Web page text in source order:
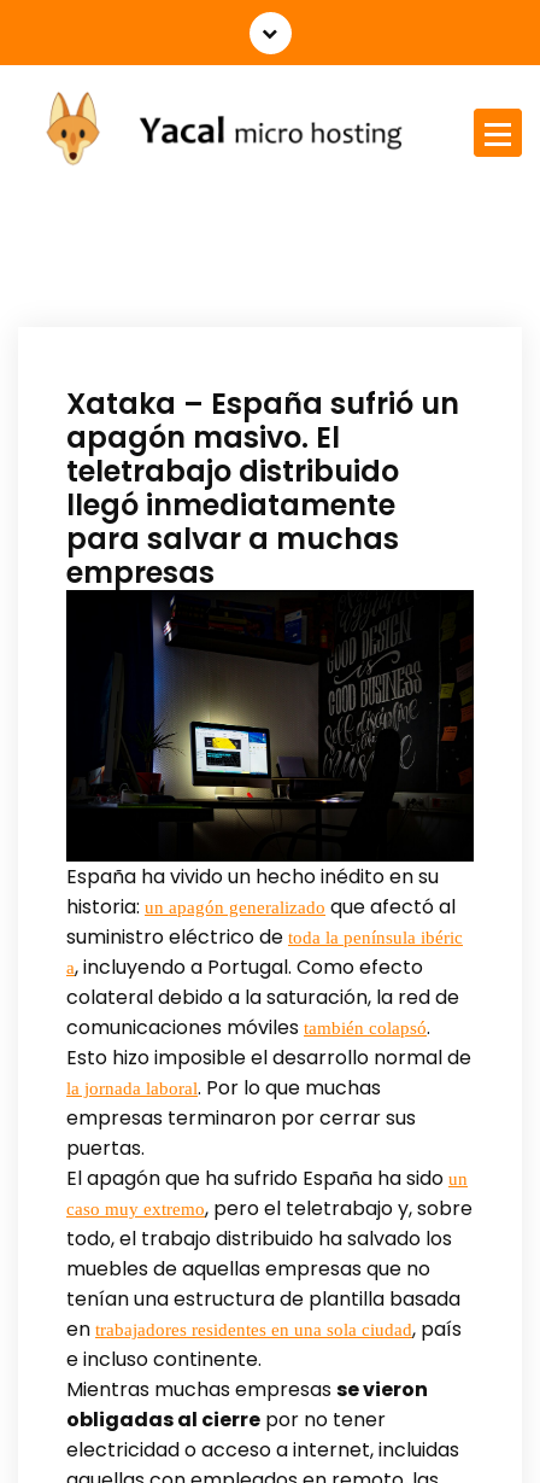
Xataka – España sufrió un
apagón masivo. El
teletrabajo distribuido
llegó inmediatamente
para salvar a muchas
empresas
España ha vivido un hecho inédito en su
historia: un apagón generalizado que afectó al
suministro eléctrico de toda la península ibéric
a, incluyendo a Portugal. Como efecto
colateral debido a la saturación, la red de
comunicaciones móviles también colapsó.
Esto hizo imposible el desarrollo normal de
la jornada laboral. Por lo que muchas
empresas terminaron por cerrar sus
puertas.
El apagón que ha sufrido España ha sido un
caso muy extremo, pero el teletrabajo y, sobre
todo, el trabajo distribuido ha salvado los
muebles de aquellas empresas que no
tenían una estructura de plantilla basada
en trabajadores residentes en una sola ciudad, país
e incluso continente.
Mientras muchas empresasse vieron
obligadas al cierre por no tener
electricidad o acceso a internet, incluidas